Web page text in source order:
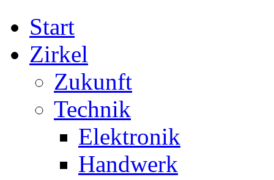
Start
Zirkel
Zukunft
Technik
Elektronik
Handwerk